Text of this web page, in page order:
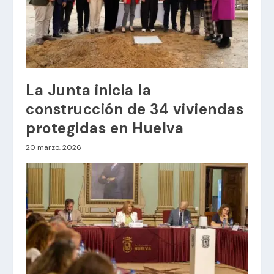
La Junta inicia la
construcción de 34 viviendas
protegidas en Huelva
20 marzo, 2026